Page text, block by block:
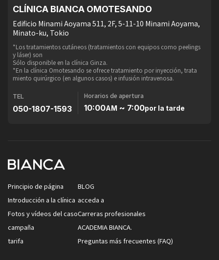
CLÍNICA BIANCA OMOTESANDO
Edificio Minami Aoyama 511, 2F, 5-11-10 Minami Aoyama,
Minato-ku, Tokio
*Los tratamientos cutáneos (tratamientos con equipos como peelings
y láser) son
Sólo disponible en la clínica Ginza.
*En la clínica Omotesando se ofrece tratamiento por inyección, trata
miento quirúrgico (en algunos casos) e infusión intravenosa.
TEL
050-1807-1593
Horarios de apertura
10:00AM ~ 7:00por la tarde
Principio de página
Introducción a la clínica
Fotos y vídeos del caso
campaña
tarifa
BLOG
acceda a
Carreras profesionales
ACADEMIA BIANCA.
Preguntas más frecuentes (FAQ)